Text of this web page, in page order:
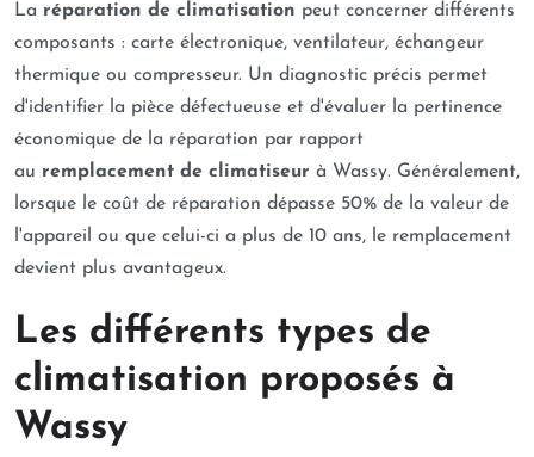
La réparation de climatisation peut concerner différents
composants : carte électronique, ventilateur, échangeur
thermique ou compresseur. Un diagnostic précis permet
d'identifier la pièce défectueuse et d'évaluer la pertinence
économique de la réparation par rapport
au remplacement de climatiseur à Wassy. Généralement,
lorsque le coût de réparation dépasse 50% de la valeur de
l'appareil ou que celui-ci a plus de 10 ans, le remplacement
devient plus avantageux.
Les différents types de
climatisation proposés à
Wassy